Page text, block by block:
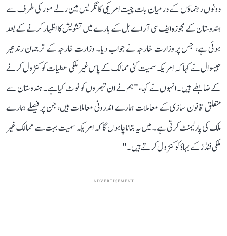
دونوں رہنماؤں کے درمیان بات چیت امریکی کانگریس مین رلے مور کی طرف سے
ہندوستان کے مجوزہ ایف سی آر اے بل کے بارے میں تشویش کا اظہار کرنے کے بعد
ہوئی ہے، جس پر وزارت خارجہ نے جواب دیا۔ وزارت خارجہ کے ترجمان رندھیر
جیسوال نے کہا کہ امریکہ سمیت کئی ممالک کے پاس غیر ملکی عطیات کو کنٹرول کرنے
کے ضابطے ہیں۔ انہوں نے کہا، "ہم نے ان تبصروں کو نوٹ کیا ہے۔ ہندوستان سے
متعلق قانون سازی کے معاملات ہمارے اندرونی معاملات ہیں، جن پر فیصلے ہمارے
ملک کی پارلیمنٹ کرتی ہے۔ میں یہ بتانا چاہوں گا کہ امریکہ سمیت بہت سے ممالک غیر
ملکی فنڈز کے بہاؤ کو کنٹرول کرتے ہیں۔"
ADVERTISEMENT